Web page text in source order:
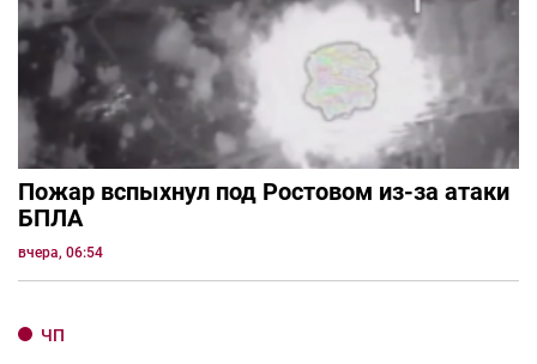
Пожар вспыхнул под Ростовом из-за атаки
БПЛА
вчера, 06:54
ЧП